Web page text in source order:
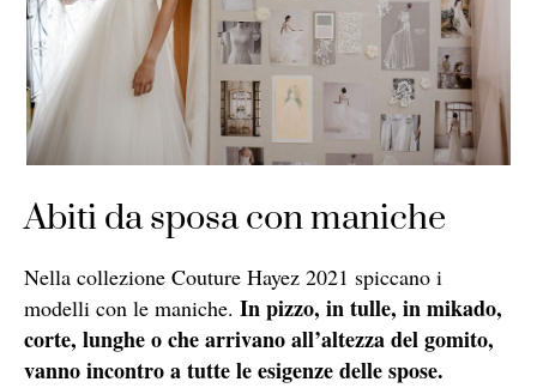
Abiti da sposa con maniche
Nella collezione Couture Hayez 2021 spiccano i
modelli con le maniche. In pizzo, in tulle, in mikado,
corte, lunghe o che arrivano all’altezza del gomito,
vanno incontro a tutte le esigenze delle spose.